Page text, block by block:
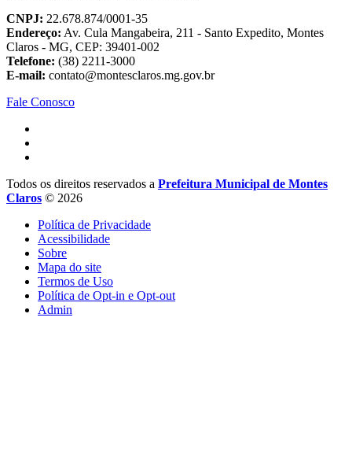
CNPJ: 22.678.874/0001-35
Endereço: Av. Cula Mangabeira, 211 - Santo Expedito, Montes
Claros - MG, CEP: 39401-002
Telefone: (38) 2211-3000
E-mail: contato@montesclaros.mg.gov.br
Fale Conosco
Todos os direitos reservados a Prefeitura Municipal de Montes
Claros © 2026
Política de Privacidade
Acessibilidade
Sobre
Mapa do site
Termos de Uso
Política de Opt-in e Opt-out
Admin